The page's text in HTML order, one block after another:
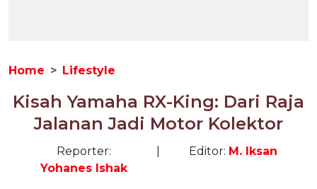
Home Lifestyle
Kisah Yamaha RX-King: Dari Raja
Jalanan Jadi Motor Kolektor
Reporter:
Yohanes Ishak
Editor: M. Iksan